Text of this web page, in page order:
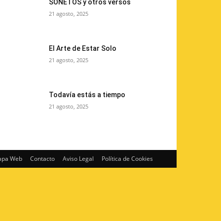
SONETOS y otros versos
21 agosto, 2025
El Arte de Estar Solo
21 agosto, 2025
Todavía estás a tiempo
21 agosto, 2025
Web Contacto Aviso Legal Política de Cookies